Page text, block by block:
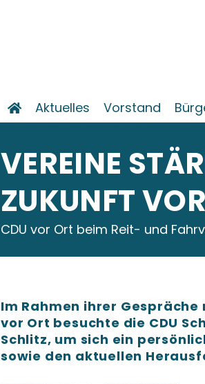
Aktuelles Vorstand
VEREINE
ZUKUNFT
CDU vor Ort beim Reit- und
Im Rahmen ihrer
vor Ort besuchte die CDU
Schlitz, um sich ein
sowie den aktuellen